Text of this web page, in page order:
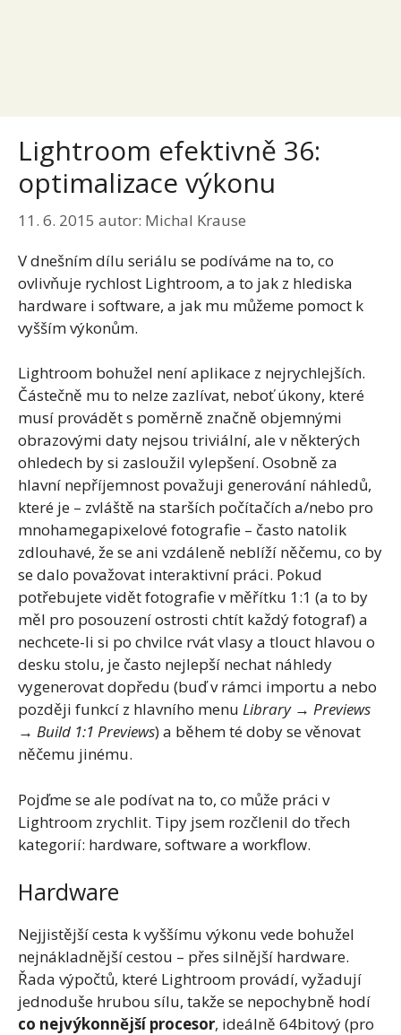
Lightroom efektivně 36:
optimalizace výkonu
11. 6. 2015 autor: Michal Krause
V dnešním dílu seriálu se podíváme na to, co
ovlivňuje rychlost Lightroom, a to jak z hlediska
hardware i software, a jak mu můžeme pomoct k
vyšším výkonům.
Lightroom bohužel není aplikace z nejrychlejších.
Částečně mu to nelze zazlívat, neboť úkony, které
musí provádět s poměrně značně objemnými
obrazovými daty nejsou triviální, ale v některých
ohledech by si zasloužil vylepšení. Osobně za
hlavní nepříjemnost považuji generování náhledů,
které je – zvláště na starších počítačích a/nebo pro
mnohamegapixelové fotografie – často natolik
zdlouhavé, že se ani vzdáleně neblíží něčemu, co by
se dalo považovat interaktivní práci. Pokud
potřebujete vidět fotografie v měřítku 1:1 (a to by
měl pro posouzení ostrosti chtít každý fotograf) a
nechcete-li si po chvilce rvát vlasy a tlouct hlavou o
desku stolu, je často nejlepší nechat náhledy
vygenerovat dopředu (buď v rámci importu a nebo
později funkcí z hlavního menu Library → Previews
→ Build 1:1 Previews) a během té doby se věnovat
něčemu jinému.
Pojďme se ale podívat na to, co může práci v
Lightroom zrychlit. Tipy jsem rozčlenil do třech
kategorií: hardware, software a workflow.
Hardware
Nejjistější cesta k vyššímu výkonu vede bohužel
nejnákladnější cestou – přes silnější hardware.
Řada výpočtů, které Lightroom provádí, vyžadují
jednoduše hrubou sílu, takže se nepochybně hodí
co nejvýkonnější procesor, ideálně 64bitový (pro